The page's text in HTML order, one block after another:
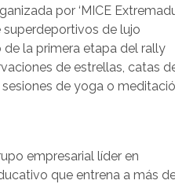
por ‘MICE
de lujo
la primera etapa del rally
de estrellas, catas
de yoga o
empresarial líder en
que entrena a más